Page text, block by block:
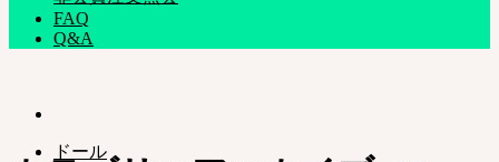
FAQ
Q&A
ドール